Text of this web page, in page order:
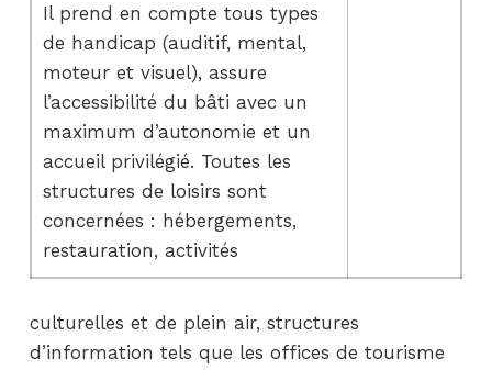
Il prend en compte tous types
de handicap (auditif, mental,
moteur et visuel), assure
l’accessibilité du bâti avec un
maximum d’autonomie et un
accueil privilégié. Toutes les
structures de loisirs sont
concernées : hébergements,
restauration, activités
culturelles et de plein air, structures
d’information tels que les offices de tourisme